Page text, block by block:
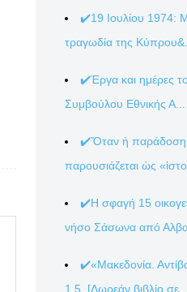
✔️19 Ιουλίου 1974:
τραγωδία της Κύπρου&...
✔️Έργα και ημέρες
Συμβούλου Εθνικής Α...
✔️Ὅταν ἡ παράδοση
παρουσιάζεται ὡς
✔️Η σφαγή 15
νήσο Σάσωνα από
✔️«Μακεδονία.
1.5. [Δωρεάν βιβλίο σε...